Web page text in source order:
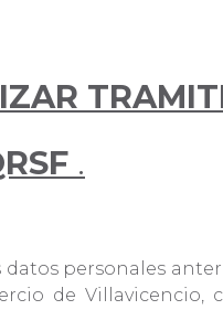
.
datos personales
de